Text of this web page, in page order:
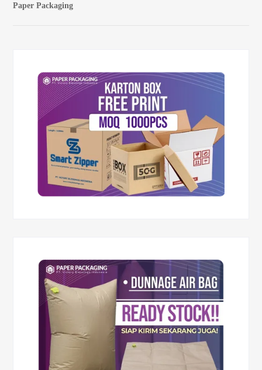
Paper Packaging